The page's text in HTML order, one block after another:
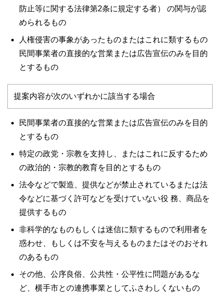
防止等に関する法律第2条に規定する者） の関与が認
められるもの
人権侵害の事象があったものまたはこれに類するもの
民間事業者の直接的な営業または広告宣伝のみを目的
とするもの
提案内容が次のいずれかに該当する場合
民間事業者の直接的な営業または広告宣伝のみを目的
とするもの
特定の政党・宗教を支持し、またはこれに反するため
の政治的・宗教的教育を目的とするもの
法令などで製造、提供などが禁止されているまたは法
令などに基づく許可などを受けていない役 務、商品を
提供するもの
非科学的なものもしくは迷信に類するもので利用者を
惑わせ、もしくは不安を与えるものまたはそのおそれ
のあるもの
その他、公序良俗、公共性・公平性に問題があるな
ど、横手市との連携事業としてふさわしくないもの